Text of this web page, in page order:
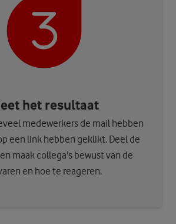
het resultaat
medewerkers de mail hebben
een link hebben geklikt. Deel de
maak collega's bewust van de
en hoe te reageren.